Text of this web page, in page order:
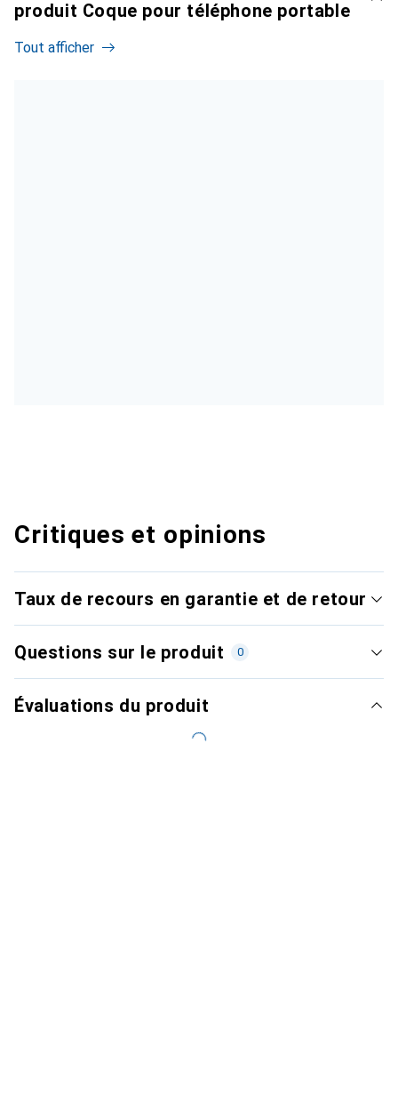
produit Coque pour téléphone portable
Tout afficher
Critiques et opinions
Taux de recours en garantie et de retour
Questions sur le produit 0
Évaluations du produit